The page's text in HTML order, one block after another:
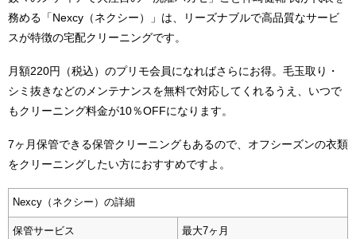
務める「Nexcy（ネクシー）」は、リーズナブルで高品質なサービ
スが特徴の宅配クリーニングです。
月額220円（税込）のプリモ会員になればさらにお得。毛玉取り・
シミ抜きなどのメンテナンスを無料で対応してくれるうえ、いつで
もクリーニング料金が10％OFFになります。
7ヶ月保管できる保管クリーニングもあるので、オフシーズンの衣類
をクリーニングしたい方におすすめですよ。
Nexcy（ネクシー）の詳細
保管サービス 最大7ヶ月